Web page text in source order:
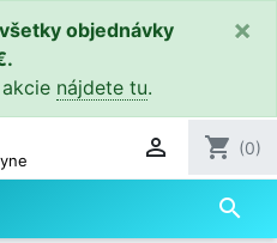
objednávky
nájdete tu.
×
 shopping_cart (0)
search